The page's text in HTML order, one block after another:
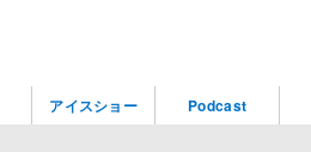
アイスショー Podcast